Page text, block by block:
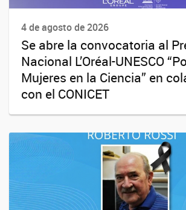
4 de agosto de 2026
Se abre la convocatoria al
Nacional L’Oréal-UNESCO
Mujeres en la Ciencia” en
con el CONICET